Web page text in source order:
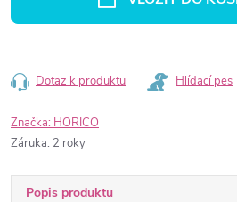
Dotaz k produktu Hlídací pes
Značka: HORICO
Záruka: 2 roky
Popis produktu